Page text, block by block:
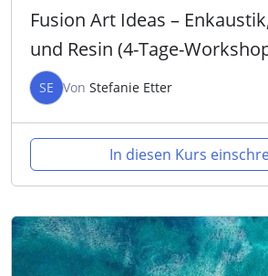
Fusion Art Ideas –
und Resin (4-Tage-
SE Von Stefanie Etter
In diesen Kurs